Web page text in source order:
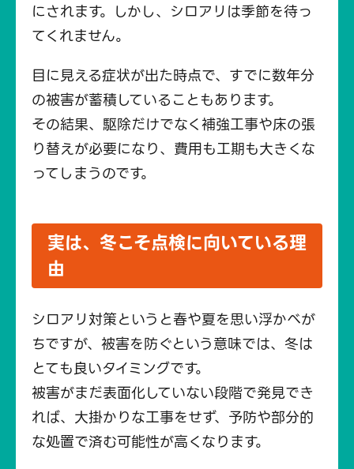
にされます。しかし、シロアリは季節を待っ
てくれません。
目に見える症状が出た時点で、すでに数年分
の被害が蓄積していることもあります。
その結果、駆除だけでなく補強工事や床の張
り替えが必要になり、費用も工期も大きくな
ってしまうのです。
実は、冬こそ点検に向いている理
由
シロアリ対策というと春や夏を思い浮かべが
ちですが、被害を防ぐという意味では、冬は
とても良いタイミングです。
被害がまだ表面化していない段階で発見でき
れば、大掛かりな工事をせず、予防や部分的
な処置で済む可能性が高くなります。